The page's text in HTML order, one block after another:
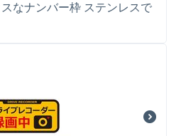
なナンバー枠 ステンレスで
ートの保護